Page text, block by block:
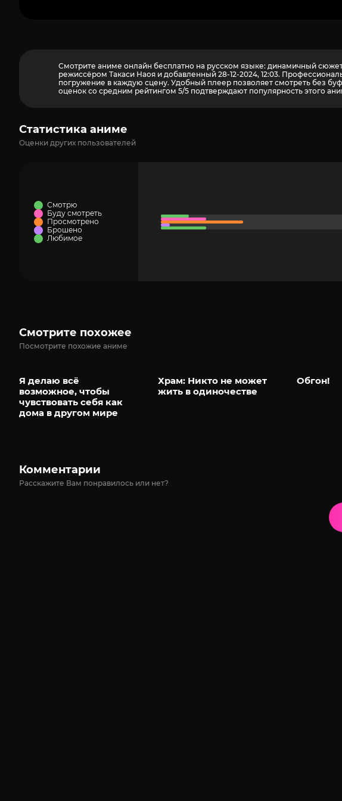
Смотрите аниме онлайн бесплатно на русском языке: динамичный
режиссёром Такаси Наоя и добавленный 28-12-2024, 12:03.
погружение в каждую сцену. Удобный плеер позволяет смотреть без
оценок со средним рейтингом 5/5 подтверждают популярность этого
Статистика аниме
Оценки других пользователей
Смотрю
Буду смотреть
Просмотрено
Брошено
Любимое
Смотрите похожее
Посмотрите похожие аниме
Я делаю всё
возможное, чтобы
чувствовать себя как
дома в другом мире
Храм: Никто не может
жить в одиночестве
Обгон!
Комментарии
Расскажите Вам понравилось или нет?